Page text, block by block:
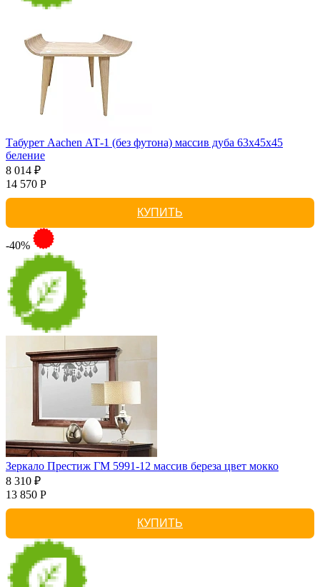
Табурет Aachen АТ-1 (без футона) массив дуба 63х45х45
беление
8 014 ₽
14 570 Р
КУПИТЬ
-40%
Зеркало Престиж ГМ 5991-12 массив береза цвет мокко
8 310 ₽
13 850 Р
КУПИТЬ